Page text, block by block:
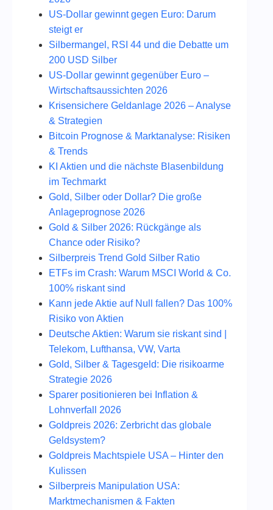
US-Dollar gewinnt gegen Euro: Darum
steigt er
Silbermangel, RSI 44 und die Debatte um
200 USD Silber
US-Dollar gewinnt gegenüber Euro –
Wirtschaftsaussichten 2026
Krisensichere Geldanlage 2026 – Analyse
& Strategien
Bitcoin Prognose & Marktanalyse: Risiken
& Trends
KI Aktien und die nächste Blasenbildung
im Techmarkt
Gold, Silber oder Dollar? Die große
Anlageprognose 2026
Gold & Silber 2026: Rückgänge als
Chance oder Risiko?
Silberpreis Trend Gold Silber Ratio
ETFs im Crash: Warum MSCI World & Co.
100% riskant sind
Kann jede Aktie auf Null fallen? Das 100%
Risiko von Aktien
Deutsche Aktien: Warum sie riskant sind |
Telekom, Lufthansa, VW, Varta
Gold, Silber & Tagesgeld: Die risikoarme
Strategie 2026
Sparer positionieren bei Inflation &
Lohnverfall 2026
Goldpreis 2026: Zerbricht das globale
Geldsystem?
Goldpreis Machtspiele USA – Hinter den
Kulissen
Silberpreis Manipulation USA:
Marktmechanismen & Fakten